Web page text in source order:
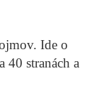
Ide o
40 stranách a